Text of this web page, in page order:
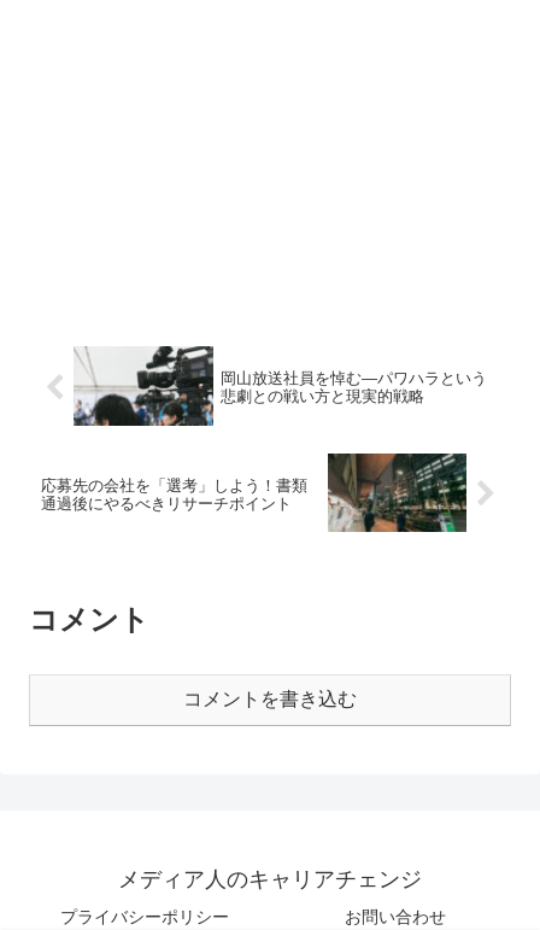
岡山放送社員を悼む—パワハラという
悲劇との戦い方と現実的戦略
応募先の会社を「選考」しよう！書類
通過後にやるべきリサーチポイント
コメント
コメントを書き込む
メディア人のキャリアチェンジ
プライバシーポリシー お問い合わせ